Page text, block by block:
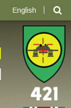
English